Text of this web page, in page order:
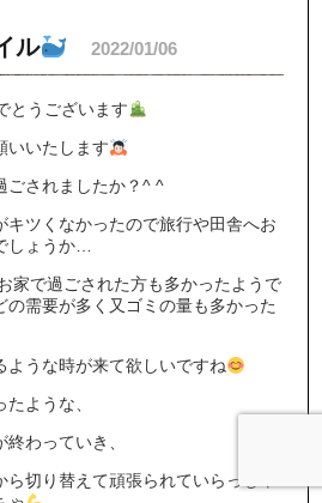
ル 2022/01/06
とうございます
いいたします
ごされましたか？^ ^
キツくなかったので旅行や田舎へお
しょうか…
家で過ごされた方も多かったようで
の需要が多く又ゴミの量も多かった
ような時が来て欲しいですね
ような、
わっていき、
切り替えて頑張られていらっしゃ